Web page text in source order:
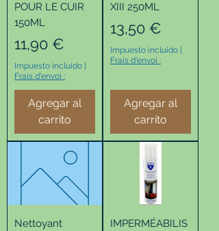
POUR LE CUIR
150ML
Precio
11,90 €
Impuesto incluido
Frais d'envoi :
Agregar al
carrito
XIII 250ML
Precio
13,50 €
Impuesto incluido
Frais d'envoi :
Agregar al
carrito
Nettoyant
IMPERMÉABILIS